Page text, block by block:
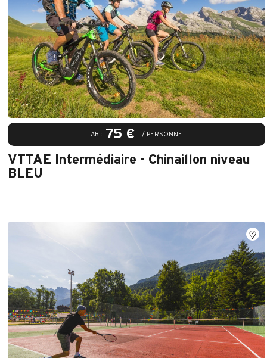
AB : 75 € / PERSONNE
VTTAE Intermédiaire - Chinaillon niveau
BLEU